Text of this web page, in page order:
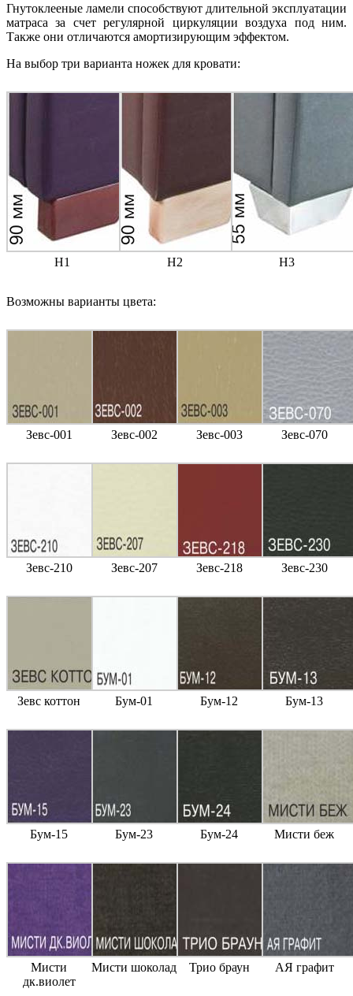
Гнутоклееные ламели способствуют длительной эксплуатации
матраса за счет регулярной циркуляции воздуха под ним.
Также они отличаются амортизирующим эффектом.
На выбор три варианта ножек для кровати:
Н1 Н2 Н3
Возможны варианты цвета:
Зевс-001 Зевс-002 Зевс-003 Зевс-070
Зевс-210 Зевс-207 Зевс-218 Зевс-230
Зевс коттон Бум-01 Бум-12 Бум-13
Бум-15 Бум-23 Бум-24 Мисти беж
Мисти
дк.виолет
Мисти шоколад Трио браун АЯ графит